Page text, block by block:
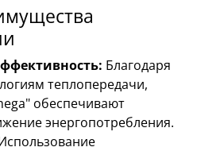
Благодаря
теплопередачи,
обеспечивают
энергопотребления.